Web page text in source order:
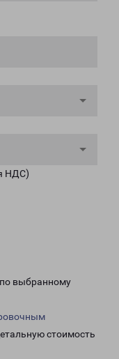
НДС)
выбранному
стоимость